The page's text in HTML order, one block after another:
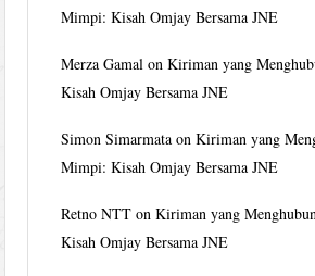
Mimpi: Kisah Omjay Bersama JNE
Merza Gamal onKiriman yang
Kisah Omjay Bersama JNE
Simon Simarmata onKiriman yang
Mimpi: Kisah Omjay Bersama JNE
Retno NTT onKiriman yang
Kisah Omjay Bersama JNE